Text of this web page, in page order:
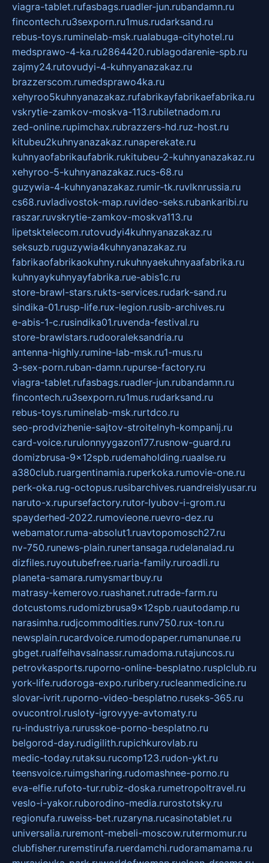
viagra-tablet.rufasbags.ruadler-jun.rubandamn.ru
fincontech.ru3sexporn.ru1mus.rudarksand.ru
rebus-toys.ruminelab-msk.rualabuga-cityhotel.ru
medsprawo-4-ka.ru2864420.rublagodarenie-spb.ru
zajmy24.rutovudyi-4-kuhnyanazakaz.ru
brazzerscom.rumedsprawo4ka.ru
xehyroo5kuhnyanazakaz.rufabrikayfabrikaefabrika.ru
vskrytie-zamkov-moskva-113.rubiletnadom.ru
zed-online.rupimchax.rubrazzers-hd.ruz-host.ru
kitubeu2kuhnyanazakaz.runaperekate.ru
kuhnyaofabrikaufabrik.rukitubeu-2-kuhnyanazakaz.ru
xehyroo-5-kuhnyanazakaz.rucs-68.ru
guzywia-4-kuhnyanazakaz.rumir-tk.ruvlknrussia.ru
cs68.ruvladivostok-map.ruvideo-seks.rubankaribi.ru
raszar.ruvskrytie-zamkov-moskva113.ru
lipetsktelecom.rutovudyi4kuhnyanazakaz.ru
seksuzb.ruguzywia4kuhnyanazakaz.ru
fabrikaofabrikaokuhny.rukuhnyaekuhnyaafabrika.ru
kuhnyaykuhnyayfabrika.rue-abis1c.ru
store-brawl-stars.rukts-services.rudark-sand.ru
sindika-01.rusp-life.rux-legion.rusib-archives.ru
e-abis-1-c.rusindika01.ruvenda-festival.ru
store-brawlstars.rudooraleksandria.ru
antenna-highly.rumine-lab-msk.ru1-mus.ru
3-sex-porn.ruban-damn.rupurse-factory.ru
viagra-tablet.rufasbags.ruadler-jun.rubandamn.ru
fincontech.ru3sexporn.ru1mus.rudarksand.ru
rebus-toys.ruminelab-msk.rurtdco.ru
seo-prodvizhenie-sajtov-stroitelnyh-kompanij.ru
card-voice.rurulonnyygazon177.rusnow-guard.ru
domizbrusa-9x12spb.rudemaholding.ruaalse.ru
a380club.ruargentinamia.ruperkoka.rumovie-one.ru
perk-oka.rug-octopus.rusibarchives.ruandreislyusar.ru
naruto-x.rupursefactory.rutor-lyubov-i-grom.ru
spayderhed-2022.rumovieone.ruevro-dez.ru
webamator.ruma-absolut1.ruavtopomosch27.ru
nv-750.runews-plain.runertansaga.rudelanalad.ru
dizfiles.ruyoutubefree.ruaria-family.ruroadli.ru
planeta-samara.rumysmartbuy.ru
matrasy-kemerovo.ruashanet.rutrade-farm.ru
dotcustoms.rudomizbrusa9x12spb.ruautodamp.ru
narasimha.rudjcommodities.runv750.rux-ton.ru
newsplain.rucardvoice.rumodopaper.rumanunae.ru
gbget.rualfeihavsalnassr.rumadoma.rutajuncos.ru
petrovkasports.ruporno-online-besplatno.rusplclub.ru
york-life.rudoroga-expo.ruribery.rucleanmedicine.ru
slovar-ivrit.ruporno-video-besplatno.ruseks-365.ru
ovucontrol.rusloty-igrovyye-avtomaty.ru
ru-industriya.rurusskoe-porno-besplatno.ru
belgorod-day.rudigilith.rupichkurovlab.ru
medic-today.rutaksu.rucomp123.rudon-ykt.ru
teensvoice.ruimgsharing.rudomashnee-porno.ru
eva-elfie.rufoto-tur.rubiz-doska.rumetropoltravel.ru
veslo-i-yakor.ruborodino-media.rurostotsky.ru
regionufa.ruweiss-bet.ruzaryna.rucasinotablet.ru
universalia.ruremont-mebeli-moscow.rutermomur.ru
clubfisher.ruremstirufa.ruerdamchi.rudoramamama.ru